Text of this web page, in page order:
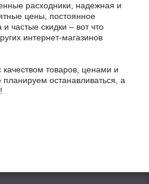
расходники, надежная и
цены, постоянное
частые скидки – вот что
интернет-магазинов
товаров, ценами и
останавливаться, а